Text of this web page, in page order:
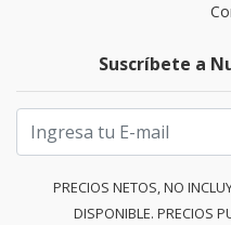
Suscríbete a
PRECIOS NETOS, NO
DISPONIBLE. PRECIOS